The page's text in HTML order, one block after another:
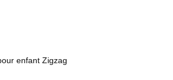
enfant Zigzag